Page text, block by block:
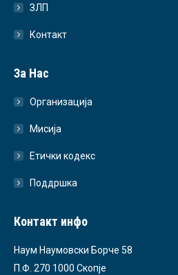
ЗЛП
Контакт
За Нас
Организација
Мисија
Етички кодекс
Поддршка
Контакт инфо
Наум Наумовски Борче 58
П.Ф. 270 1000 Скопје